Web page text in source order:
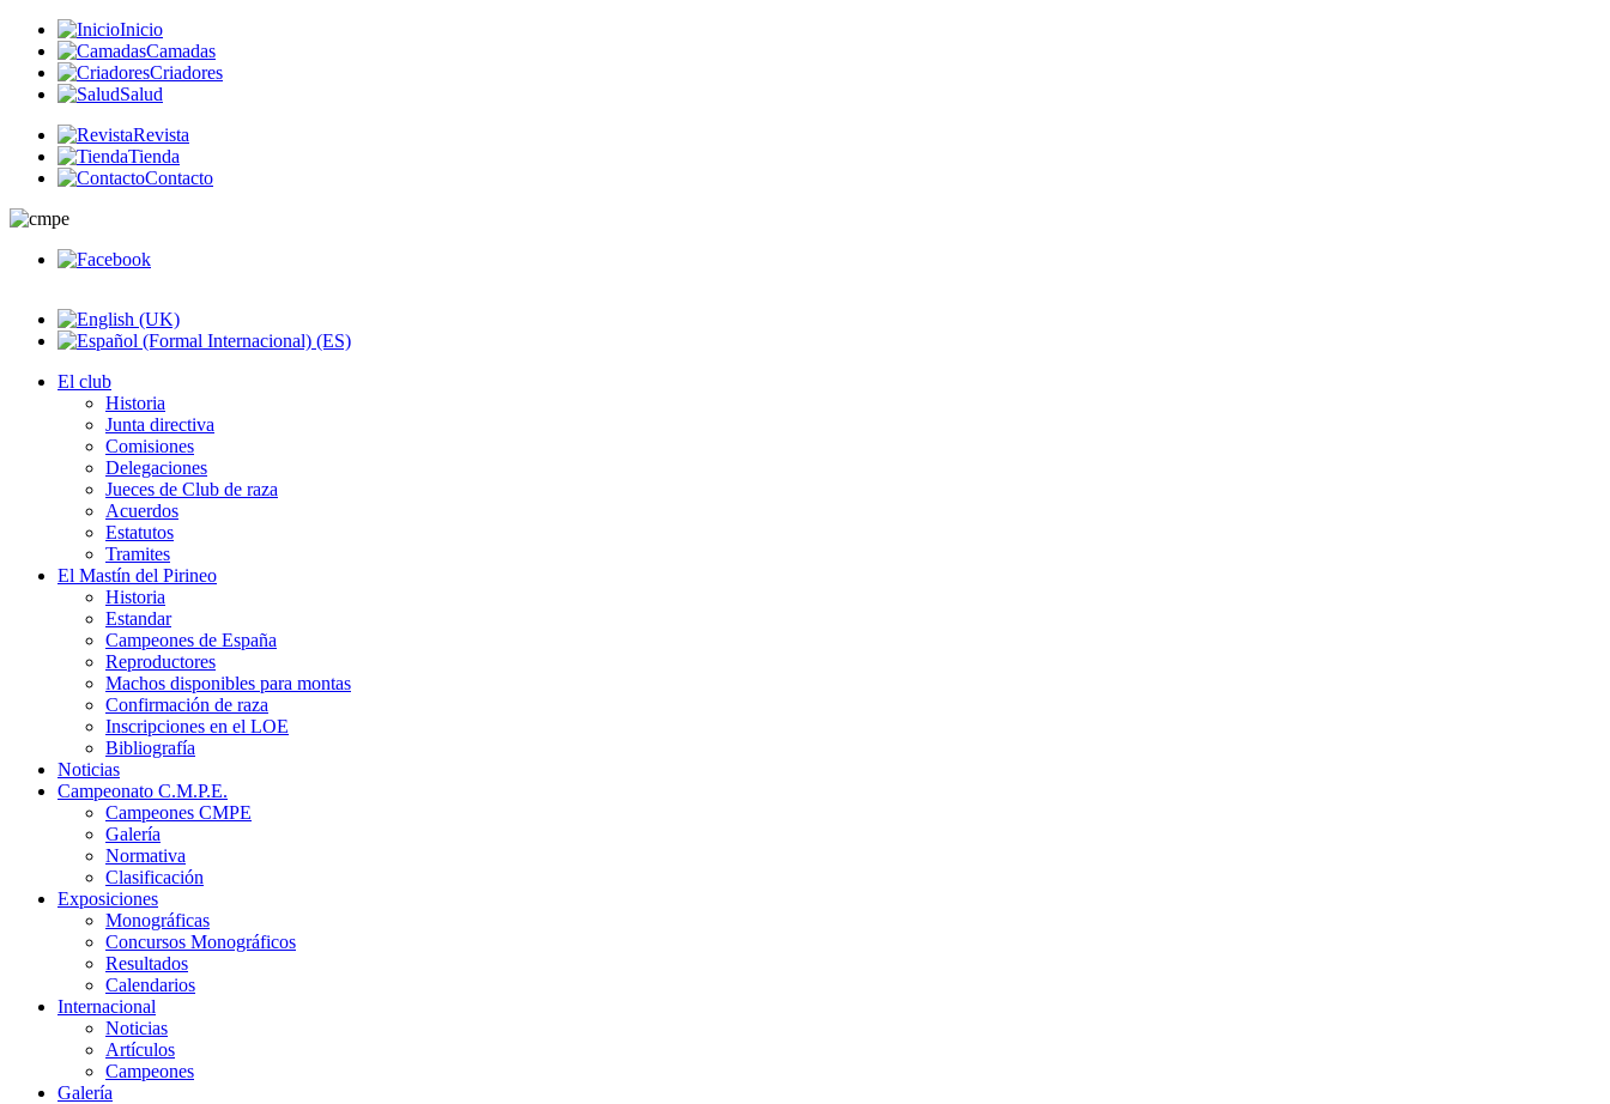
Inicio
Camadas
Criadores
Salud
Revista
Tienda
Contacto
El club
Historia
Junta directiva
Comisiones
Delegaciones
Jueces de Club de raza
Acuerdos
Estatutos
Tramites
El Mastín del Pirineo
Historia
Estandar
Campeones de España
Reproductores
Machos disponibles para montas
Confirmación de raza
Inscripciones en el LOE
Bibliografía
Noticias
Campeonato C.M.P.E.
Campeones CMPE
Galería
Normativa
Clasificación
Exposiciones
Monográficas
Concursos Monográficos
Resultados
Calendarios
Internacional
Noticias
Artículos
Campeones
Galería